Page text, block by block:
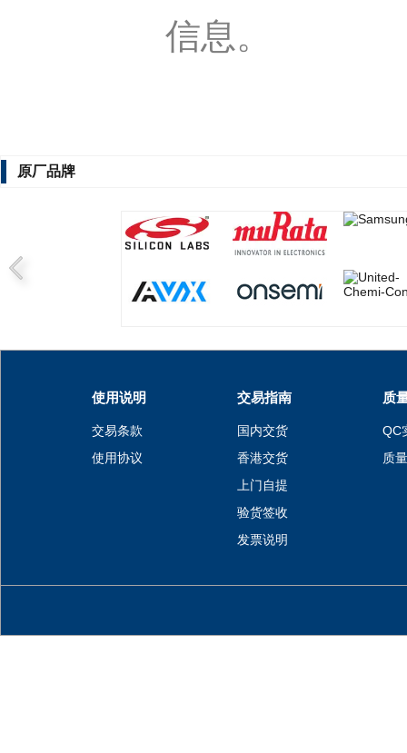
信息。
原厂品牌
使用说明
交易条款
使用协议
交易指南
国内交货
香港交货
上门自提
验货签收
发票说明
质
QC
质